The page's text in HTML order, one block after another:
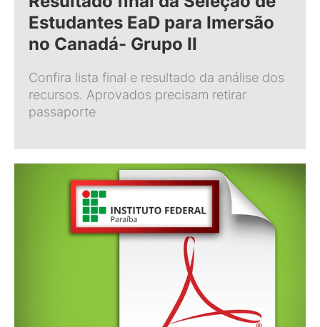
Estudantes EaD para Imersão
no Canadá- Grupo II
Confira lista final e resultado da análise dos
recursos. Aprovados precisam retirar
passaporte